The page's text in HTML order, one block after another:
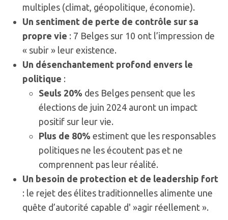
multiples (climat, géopolitique, économie).
Un sentiment de perte de contrôle sur sa
propre vie : 7 Belges sur 10 ont l’impression de
« subir » leur existence.
Un désenchantement profond envers le
politique :
Seuls 20% des Belges pensent que les
élections de juin 2024 auront un impact
positif sur leur vie.
Plus de 80% estiment que les responsables
politiques ne les écoutent pas et ne
comprennent pas leur réalité.
Un besoin de protection et de leadership fort
: le rejet des élites traditionnelles alimente une
quête d’autorité capable d' »agir réellement ».